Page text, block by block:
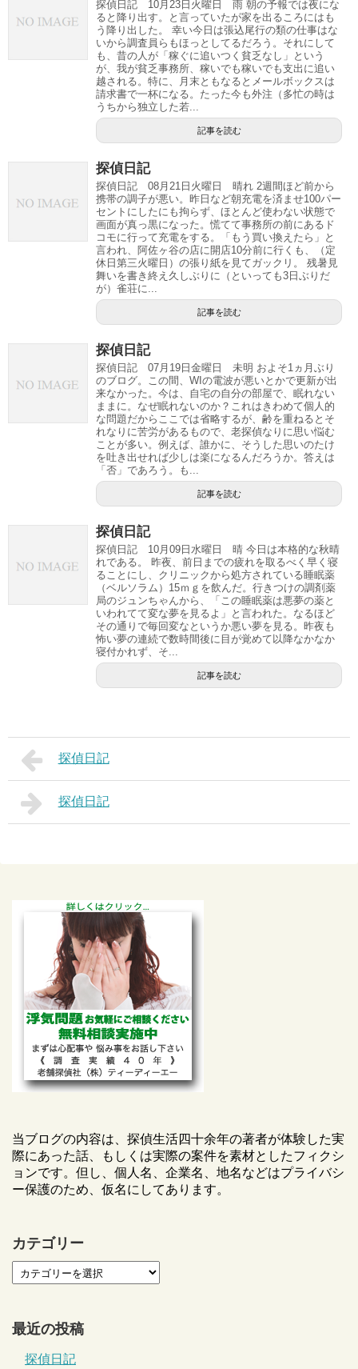
探偵日記 10月23日火曜日 雨 朝の予報では夜にな
ると降り出す。と言っていたが家を出るころにはも
う降り出した。 幸い今日は張込尾行の類の仕事はな
いから調査員らもほっとしてるだろう。それにして
も、昔の人が「稼ぐに追いつく貧乏なし」という
が、我が貧乏事務所、稼いでも稼いでも支出に追い
越される。特に、月末ともなるとメールボックスは
請求書で一杯になる。たった今も外注（多忙の時は
うちから独立した若...
記事を読む
探偵日記
探偵日記 08月21日火曜日 晴れ 2週間ほど前から
携帯の調子が悪い。昨日など朝充電を済ませ100パー
セントにしたにも拘らず、ほとんど使わない状態で
画面が真っ黒になった。慌てて事務所の前にあるド
コモに行って充電をする。「もう買い換えたら」と
言われ、阿佐ヶ谷の店に開店10分前に行くも、（定
休日第三火曜日）の張り紙を見てガックリ。 残暑見
舞いを書き終え久しぶりに（といっても3日ぶりだ
が）雀荘に...
記事を読む
探偵日記
探偵日記 07月19日金曜日 未明 およそ1ヵ月ぶり
のブログ。この間、WIの電波が悪いとかで更新が出
来なかった。今は、自宅の自分の部屋で、眠れない
ままに。なぜ眠れないのか？これはきわめて個人的
な問題だからここでは省略するが、齢を重ねるとそ
れなりに苦労があるもので、老探偵なりに思い悩む
ことが多い。例えば、誰かに、そうした思いのたけ
を吐き出せれば少しは楽になるんだろうか。答えは
「否」であろう。も...
記事を読む
探偵日記
探偵日記 10月09日水曜日 晴 今日は本格的な秋晴
れである。 昨夜、前日までの疲れを取るべく早く寝
ることにし、クリニックから処方されている睡眠薬
（ベルソラム）15ｍｇを飲んだ。行きつけの調剤薬
局のジュンちゃんから、「この睡眠薬は悪夢の薬と
いわれてて変な夢を見るよ」と言われた。なるほど
その通りで毎回変なというか悪い夢を見る。昨夜も
怖い夢の連続で数時間後に目が覚めて以降なかなか
寝付かれず、そ...
記事を読む
探偵日記
探偵日記
当ブログの内容は、探偵生活四十余年の著者が体験した実
際にあった話、もしくは実際の案件を素材としたフィクシ
ョンです。但し、個人名、企業名、地名などはプライバシ
ー保護のため、仮名にしてあります。
カテゴリー
最近の投稿
探偵日記